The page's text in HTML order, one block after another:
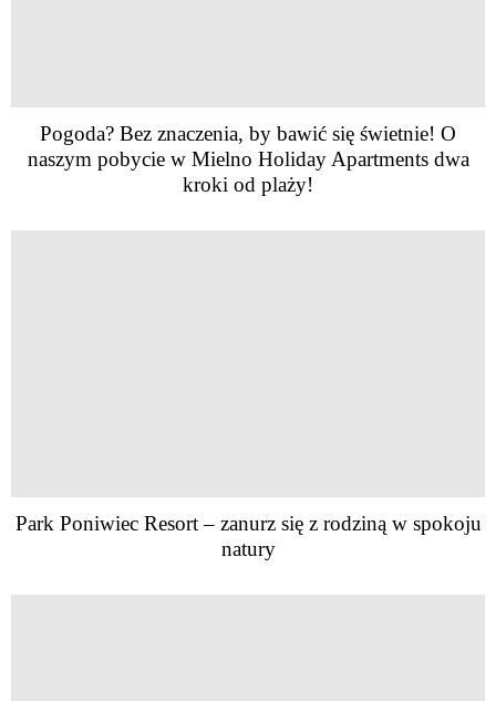
Pogoda? Bez znaczenia, by bawić się świetnie! O
naszym pobycie w Mielno Holiday Apartments dwa
kroki od plaży!
Park Poniwiec Resort – zanurz się z rodziną w spokoju
natury